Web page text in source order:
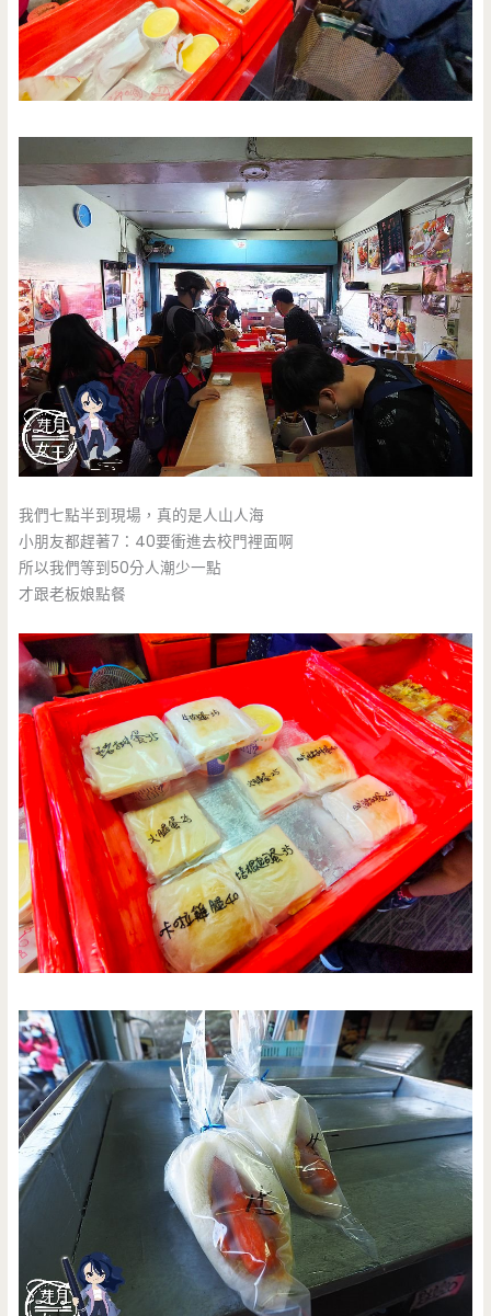
我們七點半到現場，真的是人山人海
小朋友都趕著7：40要衝進去校門裡面啊
所以我們等到50分人潮少一點
才跟老板娘點餐